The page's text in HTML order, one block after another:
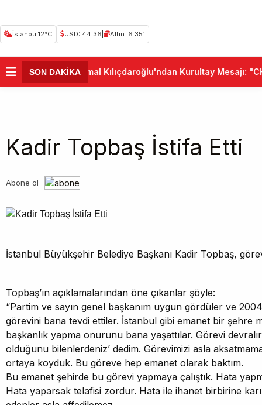
İstanbul12°C USD: 44.36 Altın: 6.351
SON DAKİKA
•Kemal Kılıçdaroğlu'ndan Kurultay Mesajı:
Kadir Topbaş İstifa Etti
Abone ol
İstanbul Büyükşehir Belediye Başkanı Kadir Topbaş,
Topbaş’ın açıklamalarından öne çıkanlar şöyle:
“Partim ve sayın genel başkanım uygun gördüler ve 2004
görevini bana tevdi ettiler. İstanbul gibi emanet bir şehre
başkanlık yapma onurunu bana yaşattılar. Görevi
olduğunu bilenlerdeniz’ dedim. Görevimizi asla
ortaya koyduk. Bu göreve hep emanet olarak baktım.
Bu emanet şehirde bu görevi yapmaya çalıştık. Hata
Hata yaparsak telafisi zordur. Hata ile ihanet birbirine